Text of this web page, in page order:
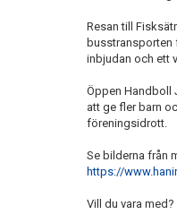
Resan till
busstransporten
inbjudan och ett
Öppen Handboll
att ge fler barn
föreningsidrott.
Se bilderna från
https://
Vill du vara med?